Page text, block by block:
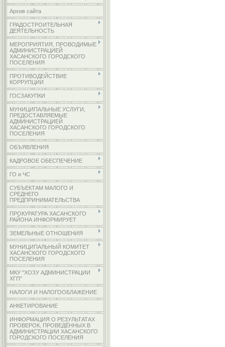
Архив сайта
ГРАДОСТРОИТЕЛЬНАЯ
ДЕЯТЕЛЬНОСТЬ
МЕРОПРИЯТИЯ, ПРОВОДИМЫЕ
АДМИНИСТРАЦИЕЙ
ХАСАНСКОГО ГОРОДСКОГО
ПОСЕЛЕНИЯ
ПРОТИВОДЕЙСТВИЕ
КОРРУПЦИИ
ГОСЗАКУПКИ
МУНИЦИПАЛЬНЫЕ УСЛУГИ,
ПРЕДОСТАВЛЯЕМЫЕ
АДМИНИСТРАЦИЕЙ
ХАСАНСКОГО ГОРОДСКОГО
ПОСЕЛЕНИЯ
ОБЪЯВЛЕНИЯ
КАДРОВОЕ ОБЕСПЕЧЕНИЕ
ГО и ЧС
СУБЪЕКТАМ МАЛОГО И
СРЕДНЕГО
ПРЕДПРИНИМАТЕЛЬСТВА
ПРОКУРАТУРА ХАСАНСКОГО
РАЙОНА ИНФОРМИРУЕТ
ЗЕМЕЛЬНЫЕ ОТНОШЕНИЯ
МУНИЦИПАЛЬНЫЙ КОМИТЕТ
ХАСАНСКОГО ГОРОДСКОГО
ПОСЕЛЕНИЯ
МКУ "ХОЗУ АДМИНИСТРАЦИИ
ХГП"
НАЛОГИ И НАЛОГООБЛАЖЕНИЕ
АНКЕТИРОВАНИЕ
ИНФОРМАЦИЯ О РЕЗУЛЬТАТАХ
ПРОВЕРОК, ПРОВЕДЁННЫХ В
АДМИНИСТРАЦИИ ХАСАНСКОГО
ГОРОДСКОГО ПОСЕЛЕНИЯ